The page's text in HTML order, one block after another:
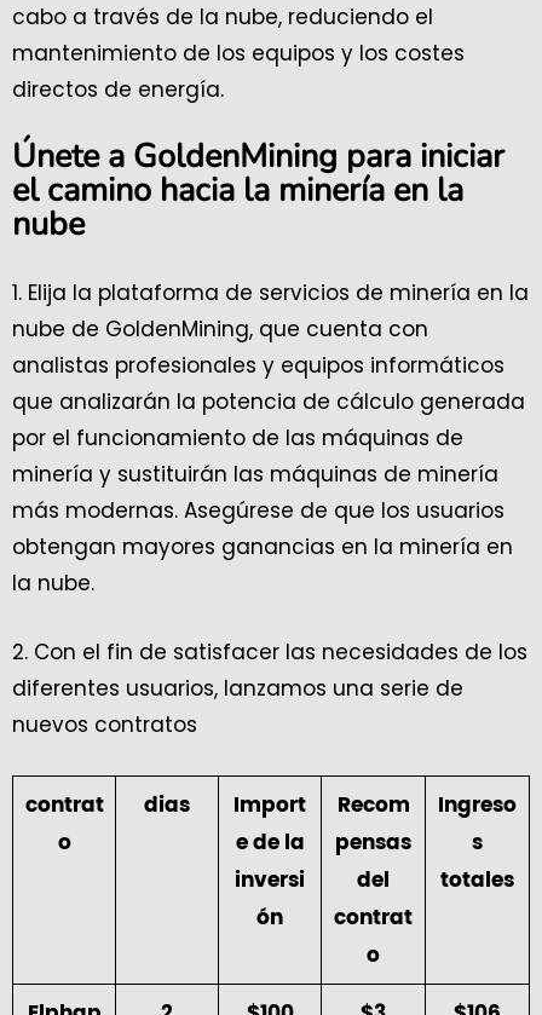
cabo a través de la nube, reduciendo el
mantenimiento de los equipos y los costes
directos de energía.
Únete a GoldenMining para iniciar
el camino hacia la minería en la
nube
1. Elija la plataforma de servicios de minería en la
nube de GoldenMining, que cuenta con
analistas profesionales y equipos informáticos
que analizarán la potencia de cálculo generada
por el funcionamiento de las máquinas de
minería y sustituirán las máquinas de minería
más modernas. Asegúrese de que los usuarios
obtengan mayores ganancias en la minería en
la nube.
2. Con el fin de satisfacer las necesidades de los
diferentes usuarios, lanzamos una serie de
nuevos contratos
contrat
o
dias
Import
e de la
inversi
ón
Recom
pensas
del
contrat
o
Ingreso
s
totales